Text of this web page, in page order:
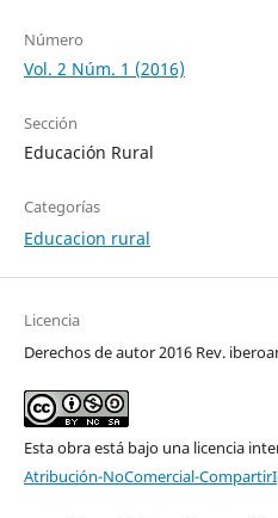
Número
Vol. 2 Núm. 1 (2016)
Sección
Educación Rural
Categorías
Educacion rural
Licencia
Derechos de autor 2016 Rev.
Esta obra está bajo una licencia
Atribución-NoComercial-